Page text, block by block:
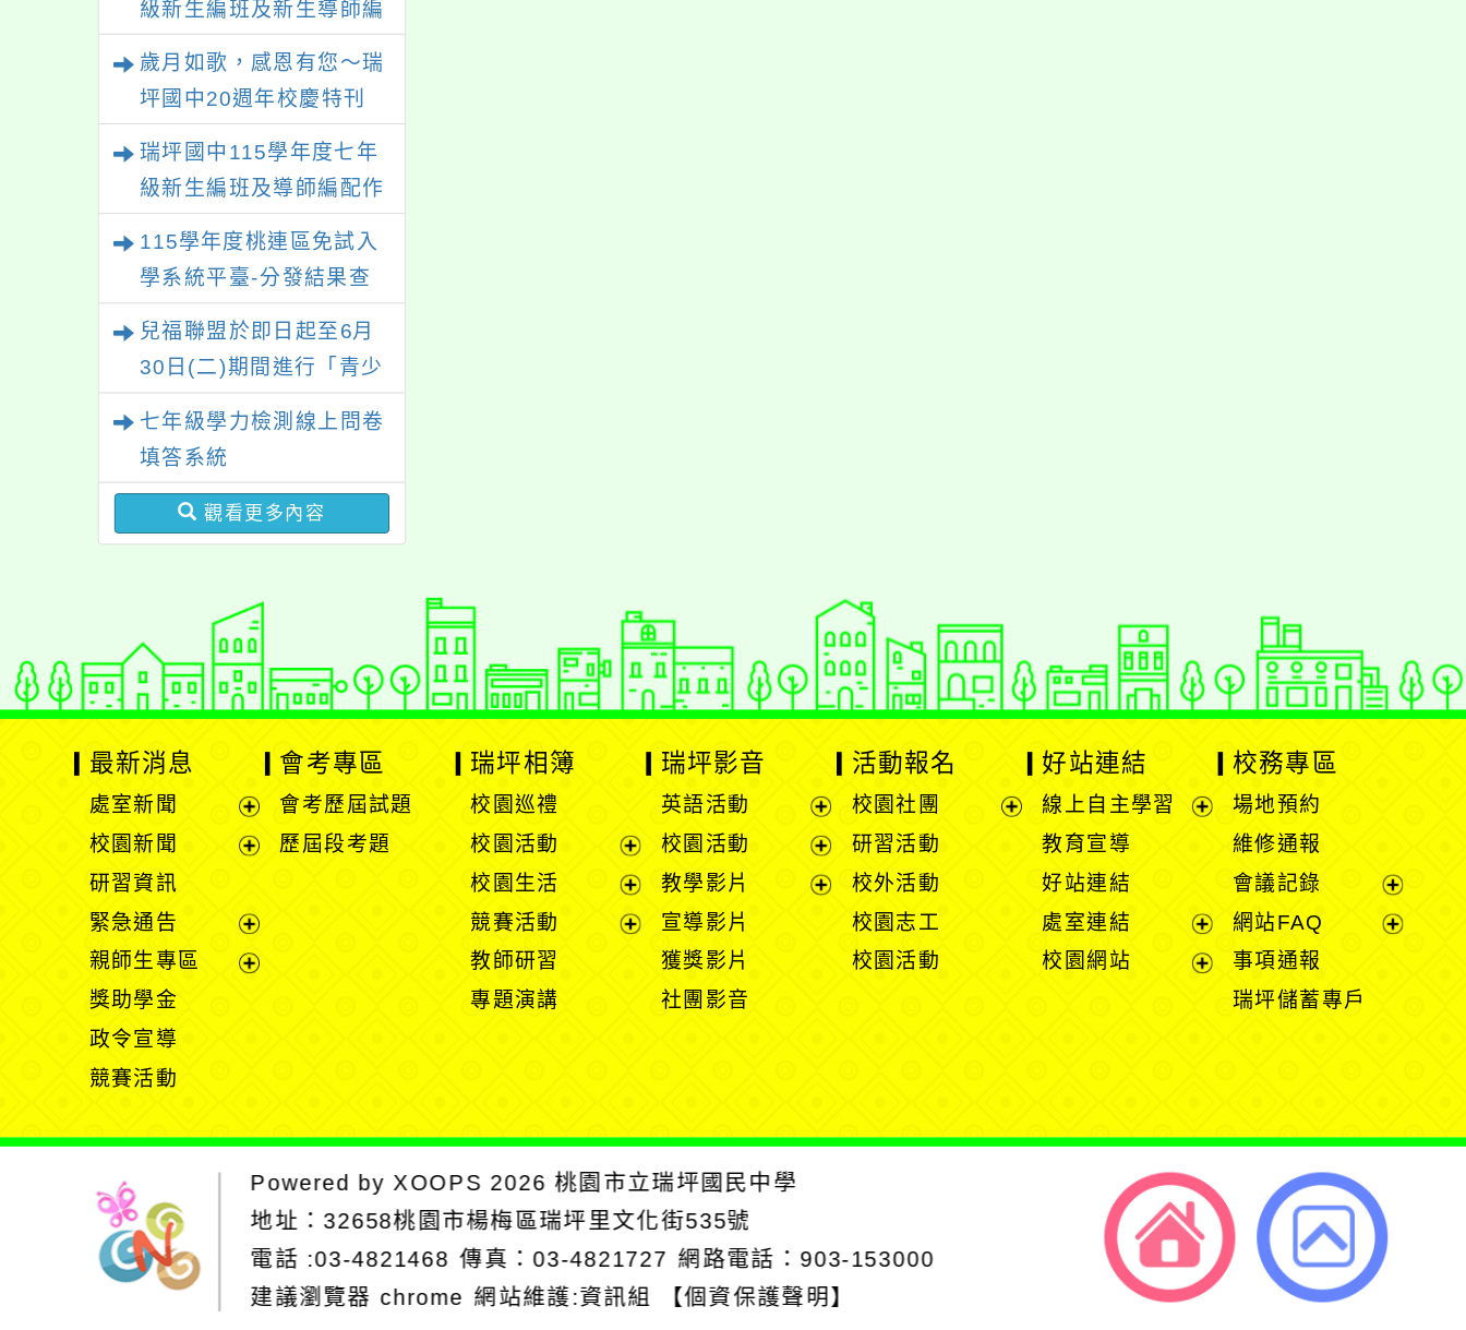
級新生編班及新生導師編
歲月如歌，感恩有您～瑞
坪國中20週年校慶特刊
瑞坪國中115學年度七年
級新生編班及導師編配作
業公告
115學年度桃連區免試入
學系統平臺-分發結果查
詢
兒福聯盟於即日起至6月
30日(二)期間進行「青少
七年級學力檢測線上問卷
填答系統
觀看更多內容
最新消息
處室新聞
展
開
單
校園新聞
選
單
研習資訊
緊急通告
展
親師生專區
獎助學金
政令宣導
競賽活動
會考專區
會考歷屆試題
歷屆段考題
瑞坪相簿
校園巡禮
校園活動
展
開
選
校園生活
展
競賽活動
教師研習
專題演講
瑞坪影音
英語活動
展
開
選
校園活動
展
開
教學影片
宣導影片
獲獎影片
社團影音
活動報名
校園社團
研習活動
校外活動
校園志工
校園活動
好站連結
線上自主學習
單
教育宣導
好站連結
處室連結
展
校園網站
校務專區
場地預約
維修通報
會議記錄
展
網站FAQ
事項通報
瑞坪儲蓄專戶
Powered byXOOPS 2026桃園市立瑞坪國民中學
地址： 32658桃園市楊梅區瑞坪里文化街535號
電話 :03-4821468 傳真：03-4821727 網路電話：903-153000
建議瀏覽器 chrome 網站維護:資訊組 【個資保護聲明】